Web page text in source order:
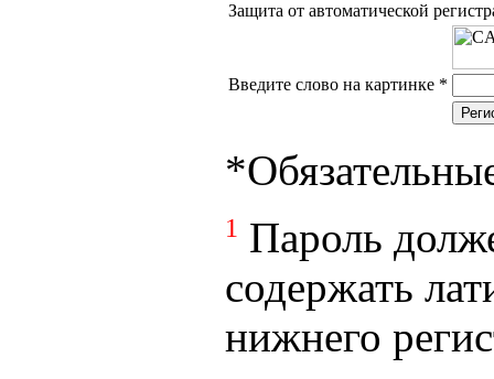
Защита от автоматической
Введите слово на картинке *
*
1 Пароль
содержать
нижнего